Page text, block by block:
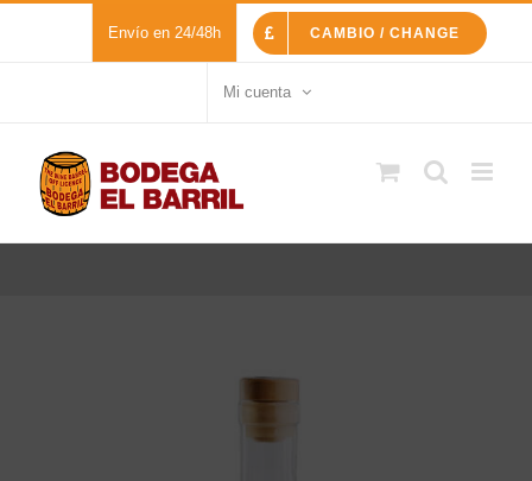
Envío en 24/48h CAMBIO / CHANGE
Mi cuenta